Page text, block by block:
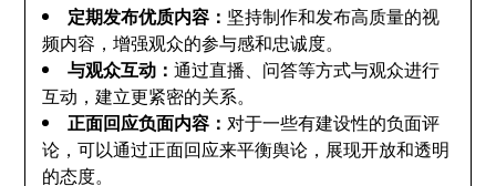
定期发布优质内容： 坚持制作和发布高质量的视
频内容，增强观众的参与感和忠诚度。
与观众互动：通过直播、问答等方式与观众进行
互动，建立更紧密的关系。
正面回应负面内容：对于一些有建设性的负面评
论，可以通过正面回应来平衡舆论，展现开放和透明
的态度。